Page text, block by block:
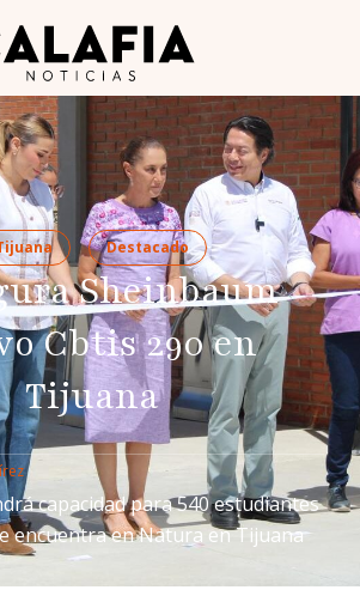
Destacado
Sheinbaum
Cbtis 290 en
Tijuana
capacidad para 540 estudiantes
encuentra en Natura en Tijuana